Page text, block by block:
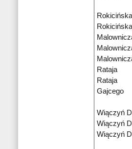
Rokicińska
Rokicińska
Rataja
Rataja
Gajcego
Wiączyń
Wiączyń
Wiączyń